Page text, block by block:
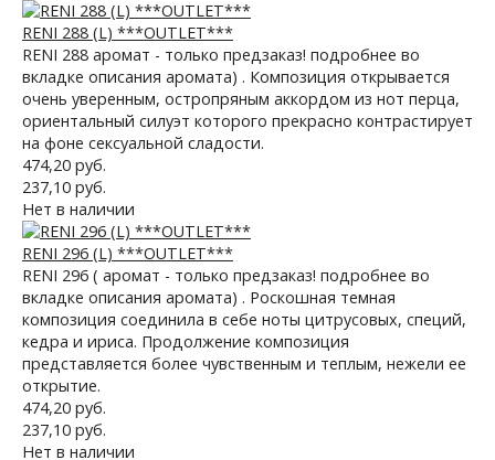
RENI 288 (L) ***OUTLET***
RENI 288 аромат - только предзаказ! подробнее во
вкладке описания аромата) . Композиция открывается
очень уверенным, остропряным аккордом из нот перца,
ориентальный силуэт которого прекрасно контрастирует
на фоне сексуальной сладости.
474,20 руб.
237,10 руб.
Нет в наличии
RENI 296 (L) ***OUTLET***
RENI 296 ( аромат - только предзаказ! подробнее во
вкладке описания аромата) . Роскошная темная
композиция соединила в себе ноты цитрусовых, специй,
кедра и ириса. Продолжение композиция
представляется более чувственным и теплым, нежели ее
открытие.
474,20 руб.
237,10 руб.
Нет в наличии